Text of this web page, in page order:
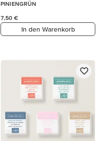
PINIENGRÜN
7,50 €
In den Warenkorb